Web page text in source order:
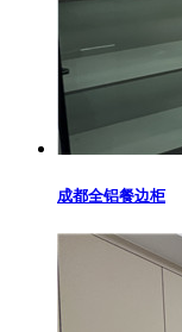
成都全铝餐边柜